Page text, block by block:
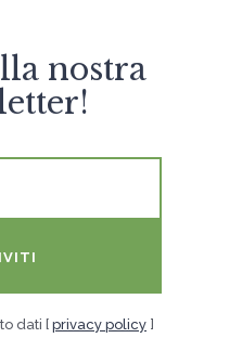
nostra
dati [ privacy policy ]